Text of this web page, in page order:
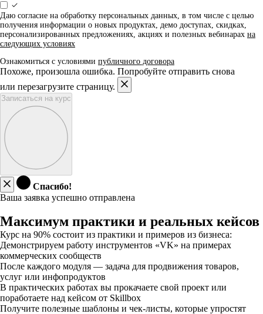
Даю согласие на обработку персональных данных, в том числе с целью
получения информации о новых продуктах, демо доступах, скидках,
персонализированных предложениях, акциях и полезных вебинарах на
следующих условиях
Ознакомиться с условиями публичного договора
Похоже, произошла ошибка. Попробуйте отправить снова
или перезагрузите страницу.
Записаться на курс
Спасибо!
Ваша заявка успешно отправлена
Максимум практики и реальных кейсов
Курс на 90% состоит из практики и примеров из бизнеса:
Демонстрируем работу инструментов «VK» на примерах
коммерческих сообществ
После каждого модуля — задача для продвижения товаров,
услуг или инфопродуктов
В практических работах вы прокачаете свой проект или
поработаете над кейсом от Skillbox
Получите полезные шаблоны и чек-листы, которые упростят